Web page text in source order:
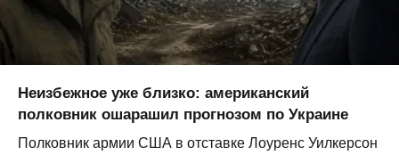
Неизбежное уже близко: американский
полковник ошарашил прогнозом по Украине
Полковник армии США в отставке Лоуренс Уилкерсон